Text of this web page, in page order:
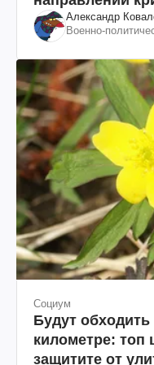
как это удалось
Александр
Военно-
Социум
Будут
километре: топ
защитите от